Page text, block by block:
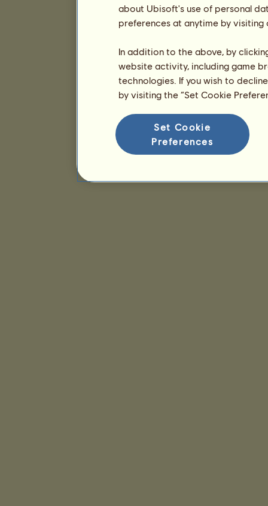
about Ubisoft's use of personal
preferences at anytime by
In addition to the above, by
website activity, including game
technologies. If you wish to
by visiting the “Set Cookie
Set Cookie
Preferences